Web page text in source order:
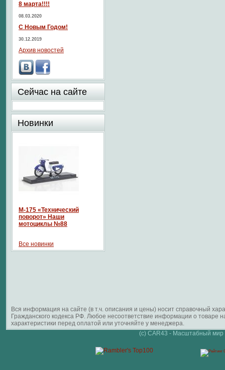
8 марта!!!!
08.03.2020
С Новым Годом!
30.12.2019
Архив новостей
Сейчас на сайте
Новинки
М-175 «Технический
поворот» Наши
мотоциклы №88
Все новинки
Вся информация на сайте (в т.ч. описания и цены) носит справочный
Гражданского кодекса РФ. Любое несоответствие информации о
характеристики перед оплатой или уточняйте у менеджера.
(c) CAR43 - Масштабный мир